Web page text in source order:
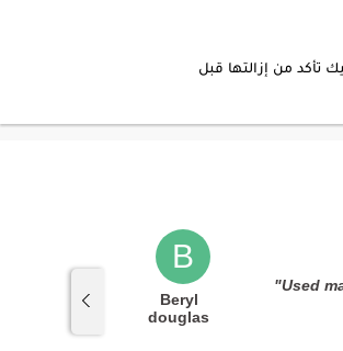
تأكد من إزالتها قبل
B
Beryl
douglas